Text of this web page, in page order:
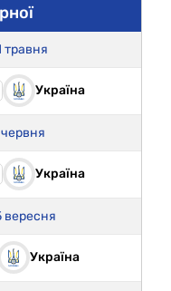
травня
Україна
Україна
вересня
Україна